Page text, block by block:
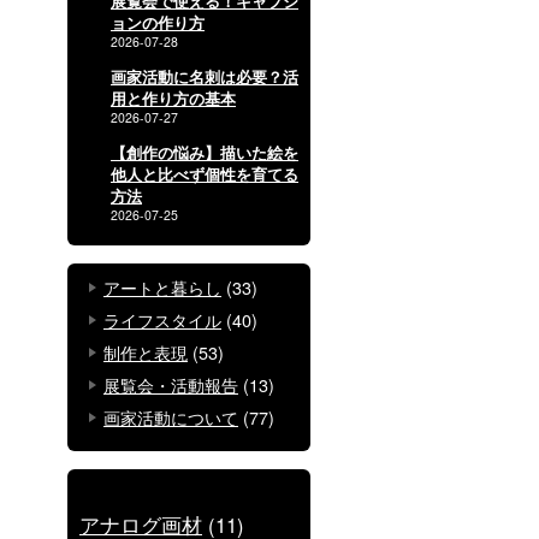
ョンの作り方
2026-07-28
画家活動に名刺は必要？活
用と作り方の基本
2026-07-27
【創作の悩み】描いた絵を
他人と比べず個性を育てる
方法
2026-07-25
アートと暮らし (33)
ライフスタイル (40)
制作と表現 (53)
展覧会・活動報告 (13)
画家活動について (77)
アナログ画材 (11)